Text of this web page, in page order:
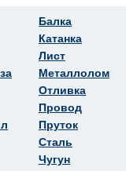
Балка
Катанка
Лист
Металлолом
Отливка
Провод
Пруток
Сталь
Чугун